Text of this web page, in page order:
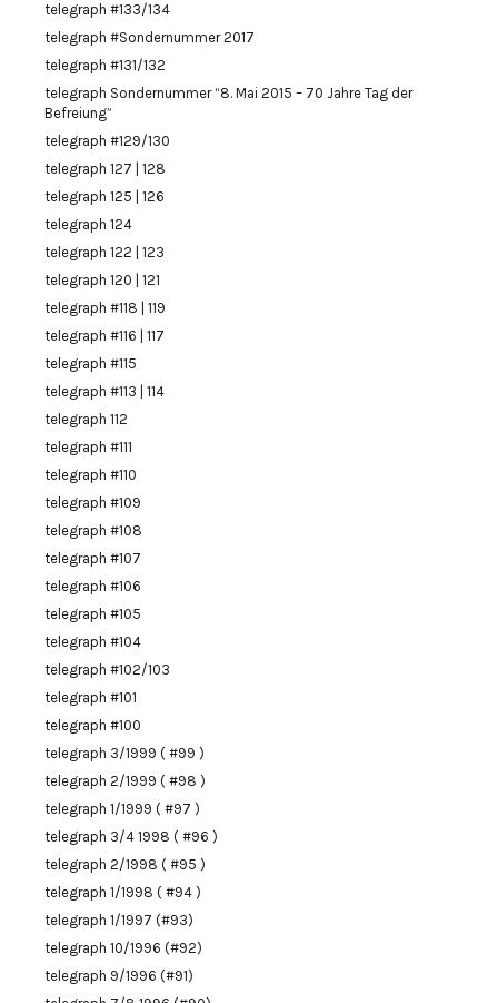
telegraph #133/134
telegraph #Sondernummer 2017
telegraph #131/132
telegraph Sondernummer “8. Mai 2015 – 70 Jahre Tag der
Befreiung”
telegraph #129/130
telegraph 127 | 128
telegraph 125 | 126
telegraph 124
telegraph 122 | 123
telegraph 120 | 121
telegraph #118 | 119
telegraph #116 | 117
telegraph #115
telegraph #113 | 114
telegraph 112
telegraph #111
telegraph #110
telegraph #109
telegraph #108
telegraph #107
telegraph #106
telegraph #105
telegraph #104
telegraph #102/103
telegraph #101
telegraph #100
telegraph 3/1999 ( #99 )
telegraph 2/1999 ( #98 )
telegraph 1/1999 ( #97 )
telegraph 3/4 1998 ( #96 )
telegraph 2/1998 ( #95 )
telegraph 1/1998 ( #94 )
telegraph 1/1997 (#93)
telegraph 10/1996 (#92)
telegraph 9/1996 (#91)